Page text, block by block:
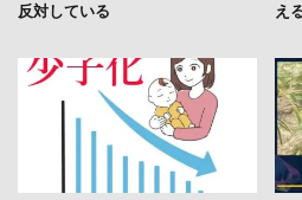
反対している
え